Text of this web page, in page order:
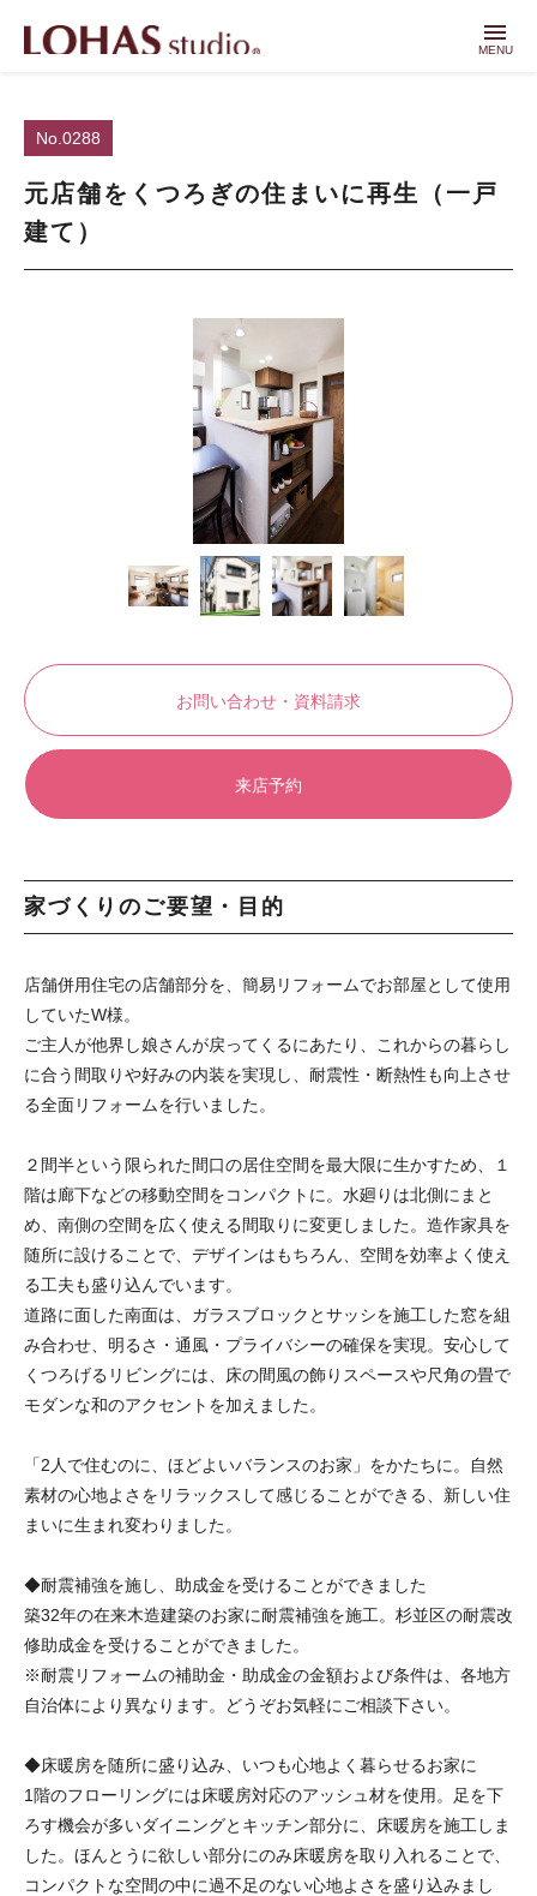
menu
MENU
No.0288
元店舗をくつろぎの住まいに再生（一戸
建て）
お問い合わせ・資料請求
来店予約
家づくりのご要望・目的
店舗併用住宅の店舗部分を、簡易リフォームでお部屋として使用
していたW様。
ご主人が他界し娘さんが戻ってくるにあたり、これからの暮らし
に合う間取りや好みの内装を実現し、耐震性・断熱性も向上させ
る全面リフォームを行いました。
２間半という限られた間口の居住空間を最大限に生かすため、１
階は廊下などの移動空間をコンパクトに。水廻りは北側にまと
め、南側の空間を広く使える間取りに変更しました。造作家具を
随所に設けることで、デザインはもちろん、空間を効率よく使え
る工夫も盛り込んでいます。
道路に面した南面は、ガラスブロックとサッシを施工した窓を組
み合わせ、明るさ・通風・プライバシーの確保を実現。安心して
くつろげるリビングには、床の間風の飾りスペースや尺角の畳で
モダンな和のアクセントを加えました。
「2人で住むのに、ほどよいバランスのお家」をかたちに。自然
素材の心地よさをリラックスして感じることができる、新しい住
まいに生まれ変わりました。
◆耐震補強を施し、助成金を受けることができました
築32年の在来木造建築のお家に耐震補強を施工。杉並区の耐震改
修助成金を受けることができました。
※耐震リフォームの補助金・助成金の金額および条件は、各地方
自治体により異なります。どうぞお気軽にご相談下さい。
◆床暖房を随所に盛り込み、いつも心地よく暮らせるお家に
1階のフローリングには床暖房対応のアッシュ材を使用。足を下
ろす機会が多いダイニングとキッチン部分に、床暖房を施工しま
した。ほんとうに欲しい部分にのみ床暖房を取り入れることで、
コンパクトな空間の中に過不足のない心地よさを盛り込みまし